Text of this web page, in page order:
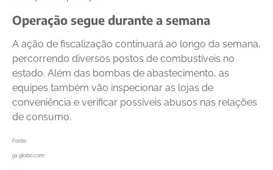
Operação segue durante a semana
A ação de fiscalização continuará ao longo da semana,
percorrendo diversos postos de combustíveis no
estado. Além das bombas de abastecimento, as
equipes também vão inspecionar as lojas de
conveniência e verificar possíveis abusos nas relações
de consumo.
Fonte:
g1.globo.com